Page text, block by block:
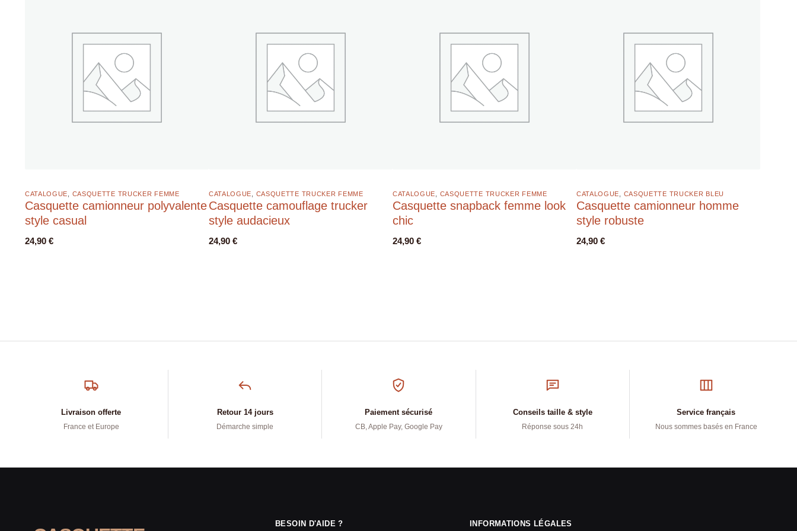
CATALOGUE CASQUETTE TRUCKER FEMME
Casquette camionneur polyvalente
style casual
24,90 €
CATALOGUE CASQUETTE TRUCKER FEMME
Casquette camouflage trucker
style audacieux
24,90 €
CATALOGUE CASQUETTE TRUCKER FEMME
Casquette snapback femme look
chic
24,90 €
CATALOGUE CASQUETTE TRUCKER BLEU
Casquette camionneur homme
style robuste
24,90 €
Livraison offerte
France et Europe
Retour 14 jours
Démarche simple
Paiement sécurisé
CB, Apple Pay, Google Pay
Conseils taille & style
Réponse sous 24h
Service français
Nous sommes basés en France
BESOIN D'AIDE ? INFORMATIONS LÉGALES